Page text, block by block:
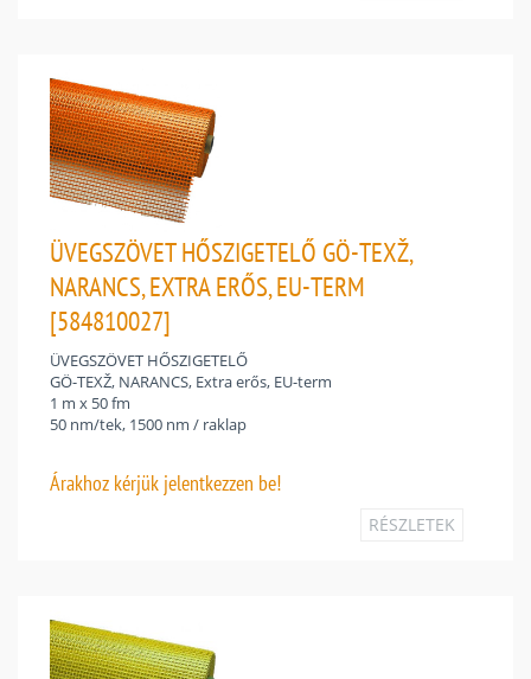
ÜVEGSZÖVET HŐSZIGETELŐ GÖ-TEXŽ,
NARANCS, EXTRA ERŐS, EU-TERM
[584810027]
ÜVEGSZÖVET HŐSZIGETELŐ
GÖ-TEXŽ, NARANCS, Extra erős, EU-term
1 m x 50 fm
50 nm/tek, 1500 nm / raklap
Árakhoz kérjük jelentkezzen be!
RÉSZLETEK